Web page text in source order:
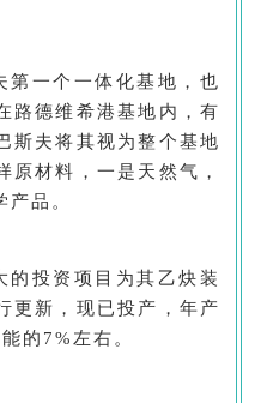
第一个一体化基地，也
路德维希港基地内，有
斯夫将其视为整个基地
原材料，一是天然气，
品。
的投资项目为其乙炔装
更新，现已投产，年产
的7%左右。